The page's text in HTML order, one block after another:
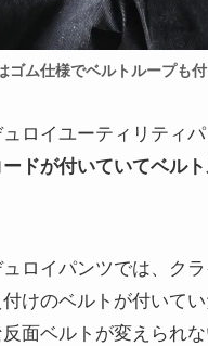
ゴム仕様でベルトループも付
ロイユーティリティパ
ードが付いていてベル
ロイパンツでは、ク
けのベルトが付いて
反面ベルトが変えられ